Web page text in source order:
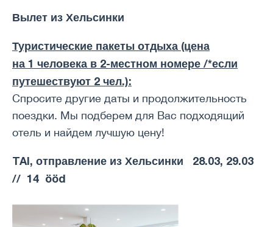
Вылет из Хельсинки
Туристические пакеты отдыха (цена
на 1 человека в 2-местном номере /*если
путешествуют 2 чел.):
Спросите другие даты и продолжительность
поездки. Мы подберем для Вас подходящий
отель и найдем лучшую цену!
TAI, отправление из Хельсинки
28.03, 29.03
// 14 ööd